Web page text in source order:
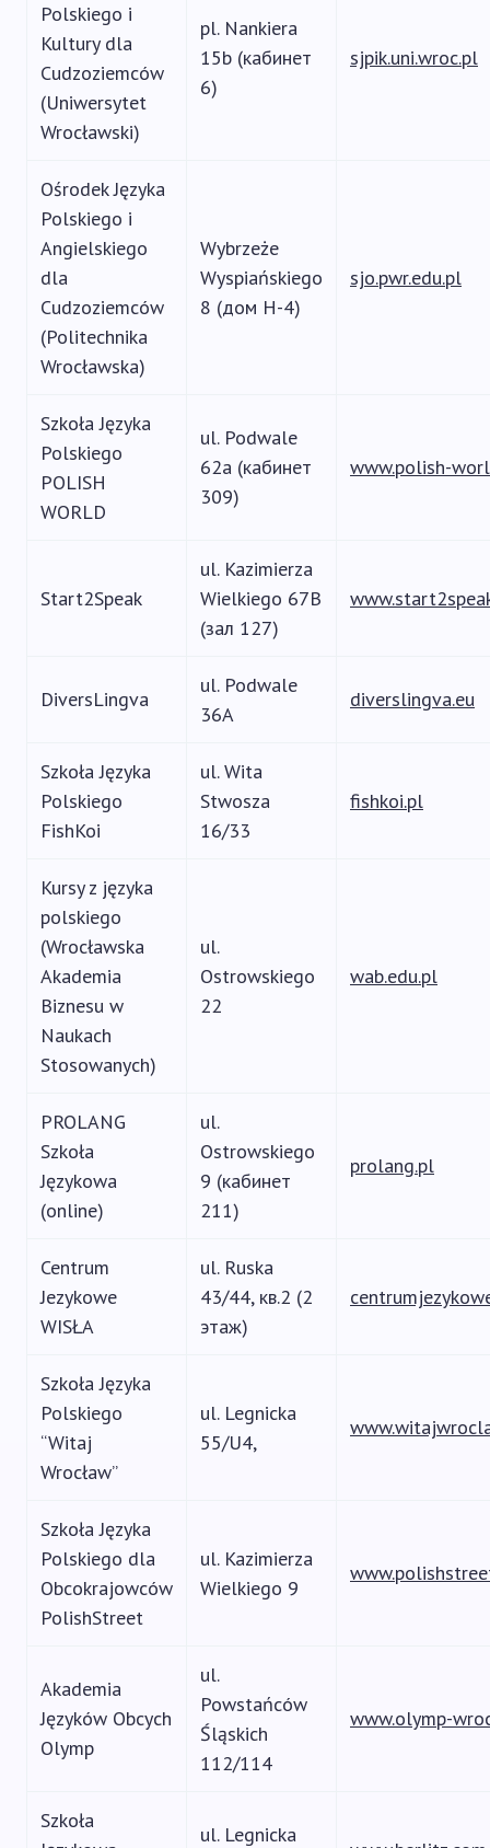
Polskiego i
Kultury dla
Cudzoziemców
(Uniwersytet
Wrocławski)
pl. Nankiera
15b (кабинет
6)
sjpik.uni.wroc.pl
Ośrodek Języka
Polskiego i
Angielskiego
dla
Cudzoziemców
(Politechnika
Wrocławska)
Wybrzeże
Wyspiańskiego
8 (дом H-4)
sjo.pwr.edu.pl
Szkoła Języka
Polskiego
POLISH
WORLD
ul. Podwale
62a (кабинет
309)
www.polish-
Start2Speak
ul. Kazimierza
Wielkiego 67B
(зал 127)
DiversLingva
ul. Podwale
36A
diverslingva.eu
Szkoła Języka
Polskiego
FishKoi
ul. Wita
Stwosza
16/33
fishkoi.pl
Kursy z języka
polskiego
(Wrocławska
Akademia
Biznesu w
Naukach
Stosowanych)
ul.
Ostrowskiego
22
wab.edu.pl
PROLANG
Szkoła
Językowa
(online)
ul.
Ostrowskiego
9 (кабинет
211)
prolang.pl
Centrum
Jezykowe
WISŁA
ul. Ruska
43/44, кв.2 (2
этаж)
Szkoła Języka
Polskiego
“Witaj
Wrocław”
ul. Legnicka
55/U4,
Szkoła Języka
Polskiego dla
Obcokrajowców
PolishStreet
ul. Kazimierza
Wielkiego 9
Akademia
Języków Obcych
Olymp
ul.
Powstańców
Śląskich
112/114
www.olymp-
Szkoła
ul. Legnicka